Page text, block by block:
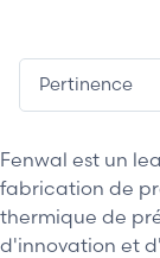
Fenwal est un
fabrication de
thermique de
d'innovation et